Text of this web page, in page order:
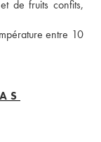
de fruits confits,
entre 10